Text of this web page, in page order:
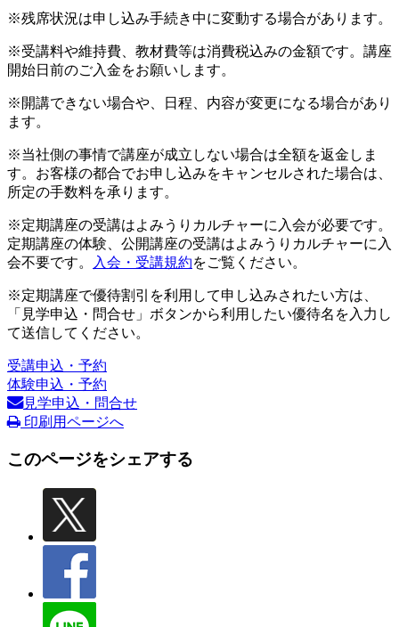
※残席状況は申し込み手続き中に変動する場合があります。
※受講料や維持費、教材費等は消費税込みの金額です。講座
開始日前のご入金をお願いします。
※開講できない場合や、日程、内容が変更になる場合があり
ます。
※当社側の事情で講座が成立しない場合は全額を返金しま
す。お客様の都合でお申し込みをキャンセルされた場合は、
所定の手数料を承ります。
※定期講座の受講はよみうりカルチャーに入会が必要です。
定期講座の体験、公開講座の受講はよみうりカルチャーに入
会不要です。
入会・受講規約をご覧ください。
※定期講座で優待割引を利用して申し込みされたい方は、
「見学申込・問合せ」ボタンから利用したい優待名を入力し
て送信してください。
受講申込・予約
体験申込・予約
見学申込・問合せ
印刷用ページへ
このページをシェアする